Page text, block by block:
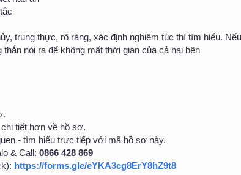
trung thực, rõ ràng, xác định nghiêm túc thì tìm hiểu.
nói ra để không mất thời gian của cả hai bên
tiết hơn về hồ sơ.
- tìm hiểu trực tiếp với mã hồ sơ này.
& Call: 0866 428 869
https://forms.gle/eYKA3cg8ErY8hZ9t8